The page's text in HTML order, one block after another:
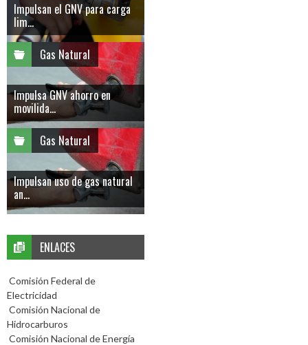
Impulsan el GNV para carga
lim...
Gas Natural
Impulsa GNV ahorro en
movilida...
Gas Natural
Impulsan uso de gas natural
an...
ENLACES
Comisión Federal de
Electricidad
Comisión Nacional de
Hidrocarburos
Comisión Nacional de Energía